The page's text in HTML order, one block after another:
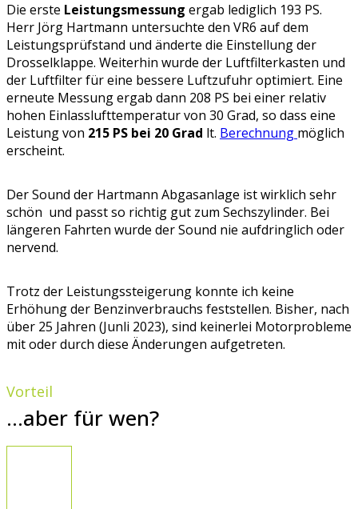
Die erste Leistungsmessung ergab lediglich 193 PS.
Herr Jörg Hartmann untersuchte den VR6 auf dem
Leistungsprüfstand und änderte die Einstellung der
Drosselklappe. Weiterhin wurde der Luftfilterkasten und
der Luftfilter für eine bessere Luftzufuhr optimiert. Eine
erneute Messung ergab dann 208 PS bei einer relativ
hohen Einlasslufttemperatur von 30 Grad, so dass eine
Leistung von 215 PS bei 20 Grad lt. Berechnung möglich
erscheint.
Der Sound der Hartmann Abgasanlage ist wirklich sehr
schön und passt so richtig gut zum Sechszylinder. Bei
längeren Fahrten wurde der Sound nie aufdringlich oder
nervend.
Trotz der Leistungssteigerung konnte ich keine
Erhöhung der Benzinverbrauchs feststellen. Bisher, nach
über 25 Jahren (Junli 2023), sind keinerlei Motorprobleme
mit oder durch diese Änderungen aufgetreten.
Vorteil
...aber für wen?